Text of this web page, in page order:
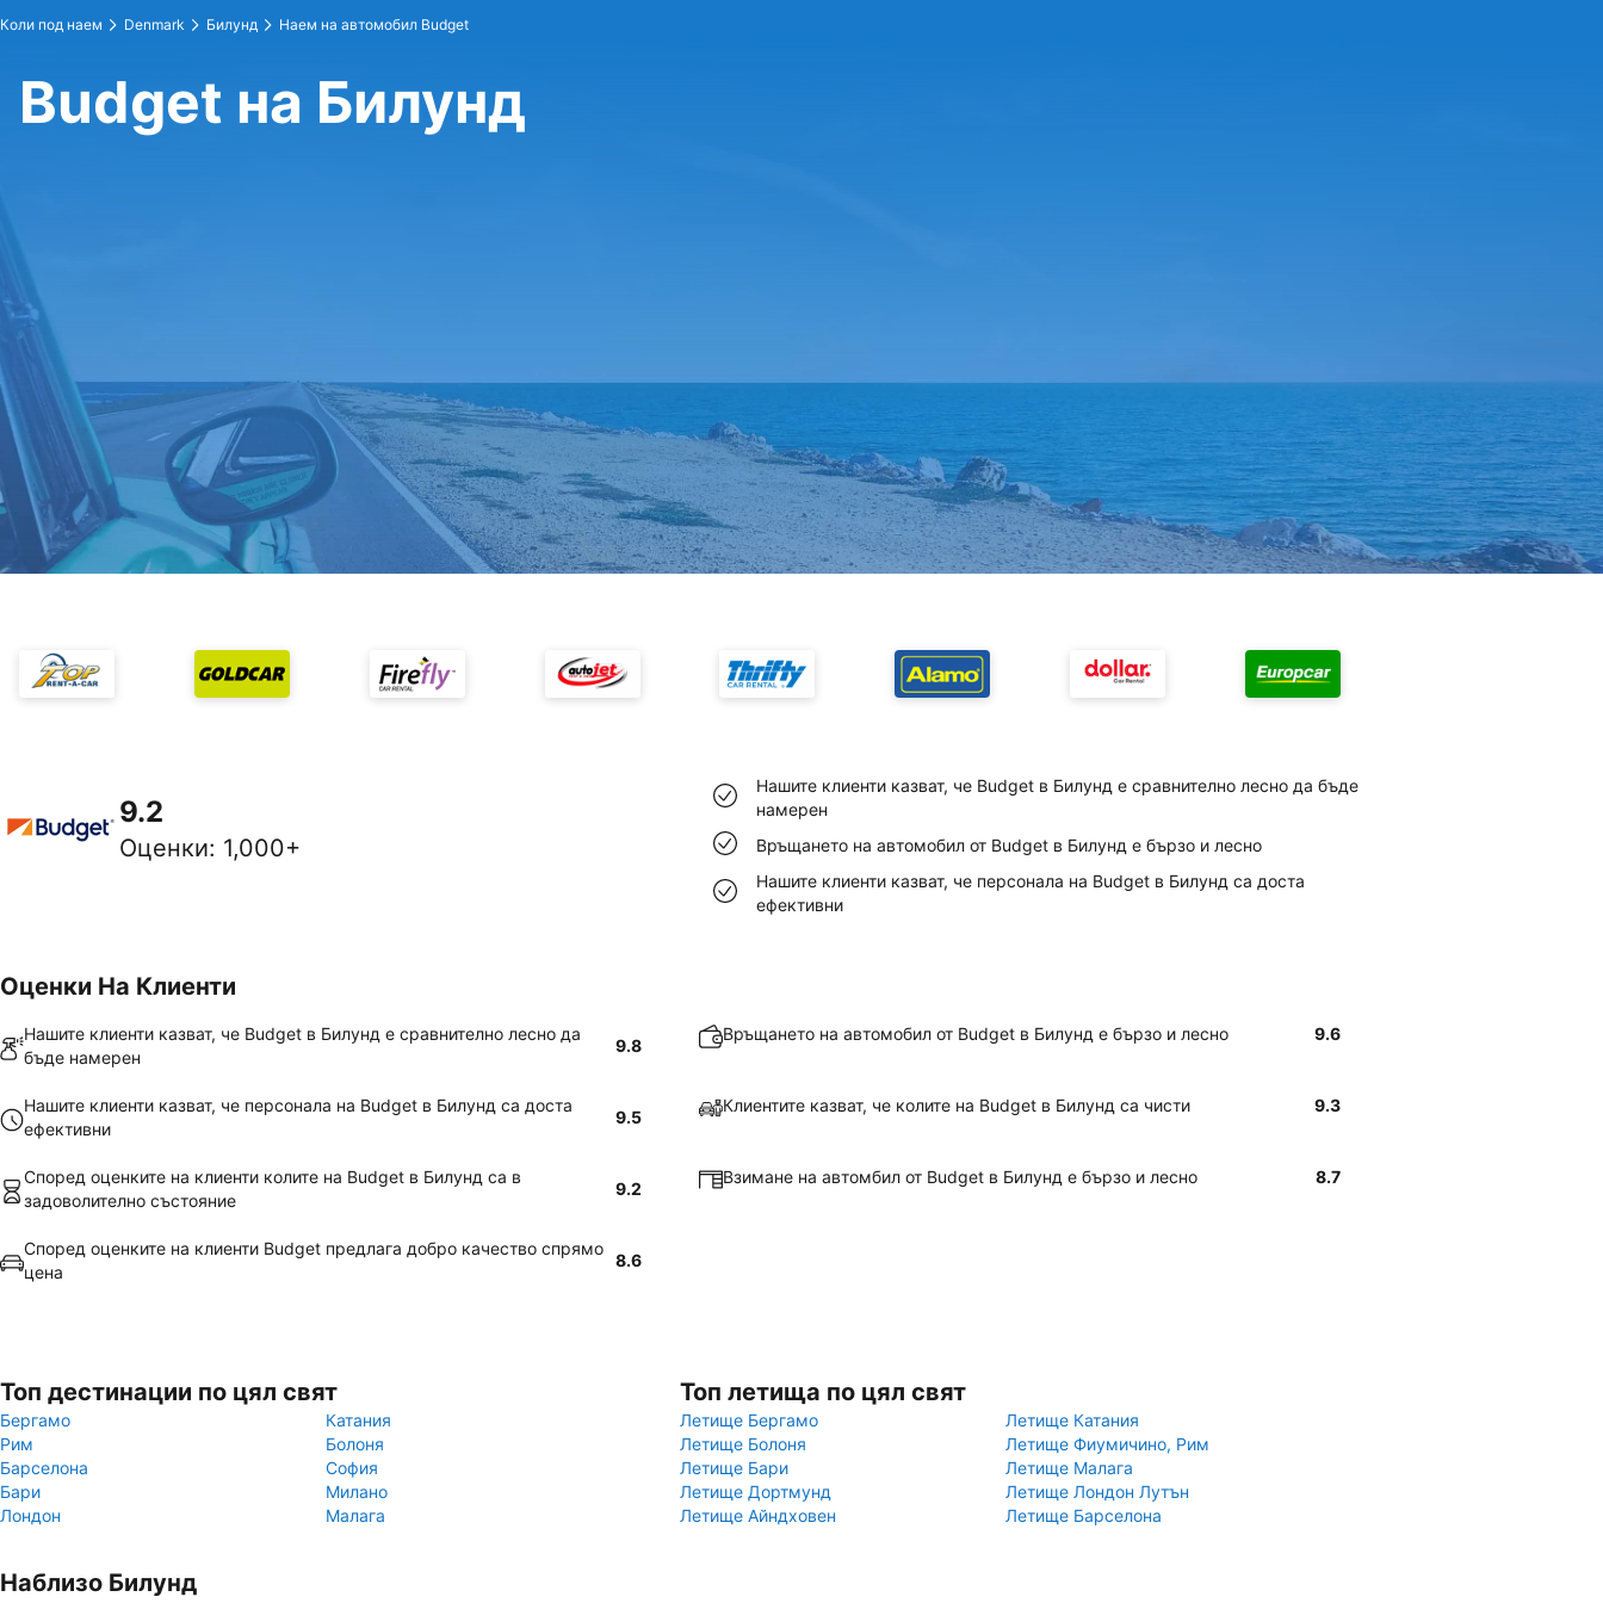
Коли под наем Denmark Билунд Наем на автомобил Budget
Budget на Билунд
9.2
Оценки: 1,000+
Нашите клиенти казват, че Budget в Билунд е сравнително лесно да бъде
намерен
Връщането на автомобил от Budget в Билунд е бързо и лесно
Нашите клиенти казват, че персонала на Budget в Билунд са доста
ефективни
Оценки На Клиенти
Нашите клиенти казват, че Budget в Билунд е сравнително лесно да
бъде намерен
9.8
Връщането на автомобил от Budget в Билунд е бързо и лесно 9.6
Нашите клиенти казват, че персонала на Budget в Билунд са доста
ефективни
9.5
Клиентите казват, че колите на Budget в Билунд са чисти 9.3
Според оценките на клиенти колите на Budget в Билунд са в
задоволително състояние
9.2
Взимане на автомбил от Budget в Билунд е бързо и лесно 8.7
Според оценките на клиенти Budget предлага добро качество спрямо
цена
8.6
Топ дестинации по цял свят
Бергамо
Катания
Рим
Болоня
Барселона
София
Бари
Милано
Лондон
Малага
Топ летища по цял свят
Летище Бергамо
Летище Катания
Летище Болоня
Летище Фиумичино, Рим
Летище Бари
Летище Малага
Летище Дортмунд
Летище Лондон Лутън
Летище Айндховен
Летище Барселона
Наблизо Билунд